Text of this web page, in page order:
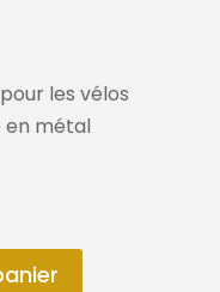
les vélos
en métal